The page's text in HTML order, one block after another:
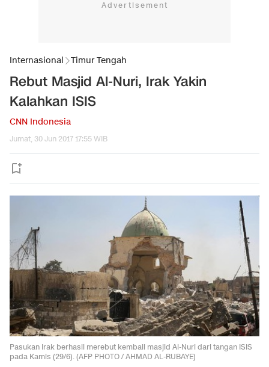
Internasional Timur Tengah
Rebut Masjid Al-Nuri, Irak Yakin
Kalahkan ISIS
CNN Indonesia
Jumat, 30 Jun 2017 17:55 WIB
Pasukan Irak berhasil merebut kembali masjid Al-Nuri dari tangan ISIS
pada Kamis (29/6). (AFP PHOTO / AHMAD AL-RUBAYE)